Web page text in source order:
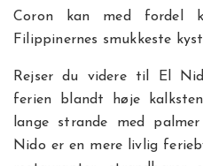
Coron kan med fordel
Filippinernes smukkeste
Rejser du videre til El
ferien blandt høje
lange strande med
Nido er en mere livlig